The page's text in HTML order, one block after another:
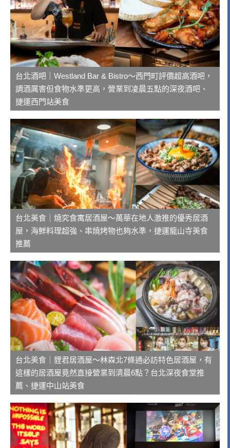
台北酒吧｜Westland Bar & Bistro～西門町評價超高酒吧，
調酒厲害但食物水準更高，營業到凌晨五點的深夜酒吧、
捷運西門站美食
台北美食｜燒究食寓居酒屋～萬華在地人激推的優秀居酒
屋，海鮮料理超強、串燒烤物也夠水準，捷運龍山寺美食
推薦
台北美食｜貍君居酒屋～林森北7條通必訪特色居酒屋，有
這樣的居酒屋竟然直接營業到清晨6點？台北深夜食堂推
薦、捷運中山站美食